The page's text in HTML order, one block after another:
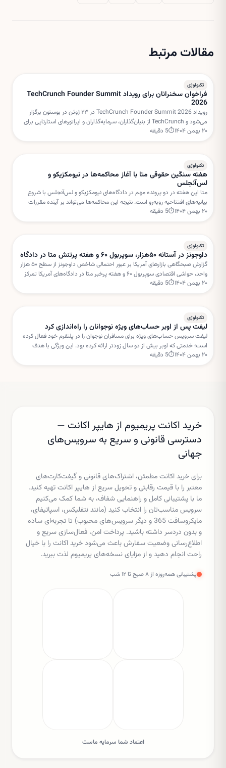
مقالات مرتبط
تکنولوژی
فراخوان سخنرانان برای رویداد TechCrunch Founder Summit
2026
رویداد TechCrunch Founder Summit 2026 در ۲۳ ژوئن در بوستون برگزار
می‌شود و TechCrunch از بنیان‌گذاران، سرمایه‌گذاران و اپراتورهای استارتاپی برای
هدایت میزگردهای تعاملی دعوت کرده است.
۲۰ بهمن ۱۴۰۴ ⏱
5 دقیقه
تکنولوژی
هفته سنگین حقوقی متا با آغاز محاکمه‌ها در نیومکزیکو و
لس‌آنجلس
متا این هفته در دو پرونده مهم در دادگاه‌های نیومکزیکو و لس‌آنجلس با شروع
بیانیه‌های افتتاحیه روبه‌رو است. نتیجه این محاکمه‌ها می‌تواند بر آینده مقررات
شبکه‌های اجتماعی و مسئولیت پلتفرم‌ها تأثیر بگذارد.
۲۰ بهمن ۱۴۰۴ ⏱
5 دقیقه
تکنولوژی
داوجونز در آستانه ۵۰هزار، سوپربول ۶۰ و هفته پرتنش متا در دادگاه
گزارش صبحگاهی بازارهای آمریکا بر عبور احتمالی شاخص داوجونز از سطح ۵۰ هزار
واحد، حواشی اقتصادی سوپربول ۶۰ و هفته پرخبر متا در دادگاه‌های آمریکا تمرکز
دارد. این تحولات می‌تواند مسیر سهام فناوری را در کوتاه‌مدت تحت تأثیر قرار دهد.
۲۰ بهمن ۱۴۰۴ ⏱
5 دقیقه
تکنولوژی
لیفت پس از اوبر حساب‌های ویژه نوجوانان را راه‌اندازی کرد
لیفت سرویس حساب‌های ویژه برای مسافران نوجوان را در پلتفرم خود فعال کرده
است؛ خدمتی که اوبر بیش از دو سال زودتر ارائه کرده بود. این ویژگی با هدف
افزایش امنیت و نظارت والدین طراحی شده است.
۲۰ بهمن ۱۴۰۴ ⏱
5 دقیقه
خرید اکانت پریمیوم از هایپر اکانت —
دسترسی قانونی و سریع به سرویس‌های
جهانی
برای خرید اکانت مطمئن، اشتراک‌های قانونی و گیفت‌کارت‌های
معتبر را با قیمت رقابتی و تحویل سریع از هایپر اکانت تهیه کنید.
ما با پشتیبانی کامل و راهنمایی شفاف، به شما کمک می‌کنیم
سرویس مناسب‌تان را انتخاب کنید (مانند نتفلیکس، اسپاتیفای،
مایکروسافت 365 و دیگر سرویس‌های محبوب) تا تجربه‌ای ساده
و بدون دردسر داشته باشید. پرداخت امن، فعال‌سازی سریع و
اطلاع‌رسانی وضعیت سفارش باعث می‌شود خرید اکانت را با خیال
راحت انجام دهید و از مزایای نسخه‌های پریمیوم لذت ببرید.
پشتیبانی همه‌روزه از ۸ صبح تا ۱۲ شب
اعتماد شما سرمایه ماست